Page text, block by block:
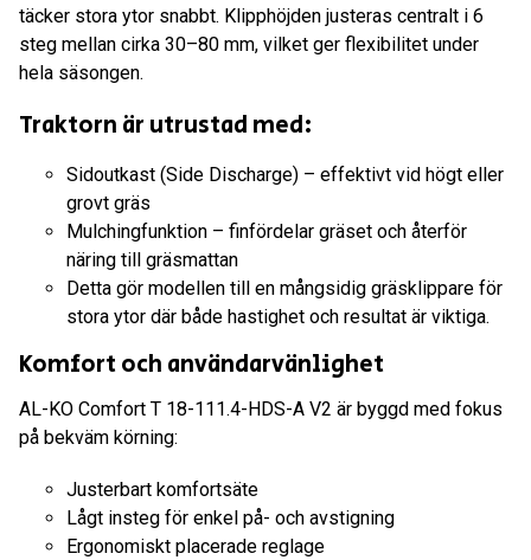
täcker stora ytor snabbt. Klipphöjden justeras centralt i 6
steg mellan cirka 30–80 mm, vilket ger flexibilitet under
hela säsongen.
Traktorn är utrustad med:
Sidoutkast (Side Discharge) – effektivt vid högt eller
grovt gräs
Mulchingfunktion – finfördelar gräset och återför
näring till gräsmattan
Detta gör modellen till en mångsidig gräsklippare för
stora ytor där både hastighet och resultat är viktiga.
Komfort och användarvänlighet
AL-KO Comfort T 18-111.4-HDS-A V2 är byggd med fokus
på bekväm körning:
Justerbart komfortsäte
Lågt insteg för enkel på- och avstigning
Ergonomiskt placerade reglage